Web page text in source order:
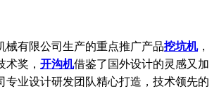
有限公司生产的重点推广产品挖坑机，
术奖， 开沟机借鉴了国外设计的灵感又加
专业设计研发团队精心打造，技术领先的